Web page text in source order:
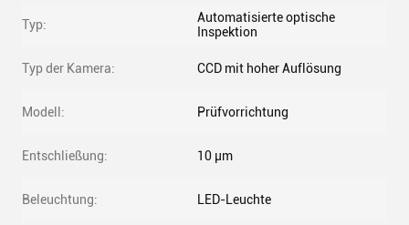
Typ:
Automatisierte optische
Inspektion
Typ der Kamera: CCD mit hoher Auflösung
Modell: Prüfvorrichtung
Entschließung: 10 μm
Beleuchtung: LED-Leuchte